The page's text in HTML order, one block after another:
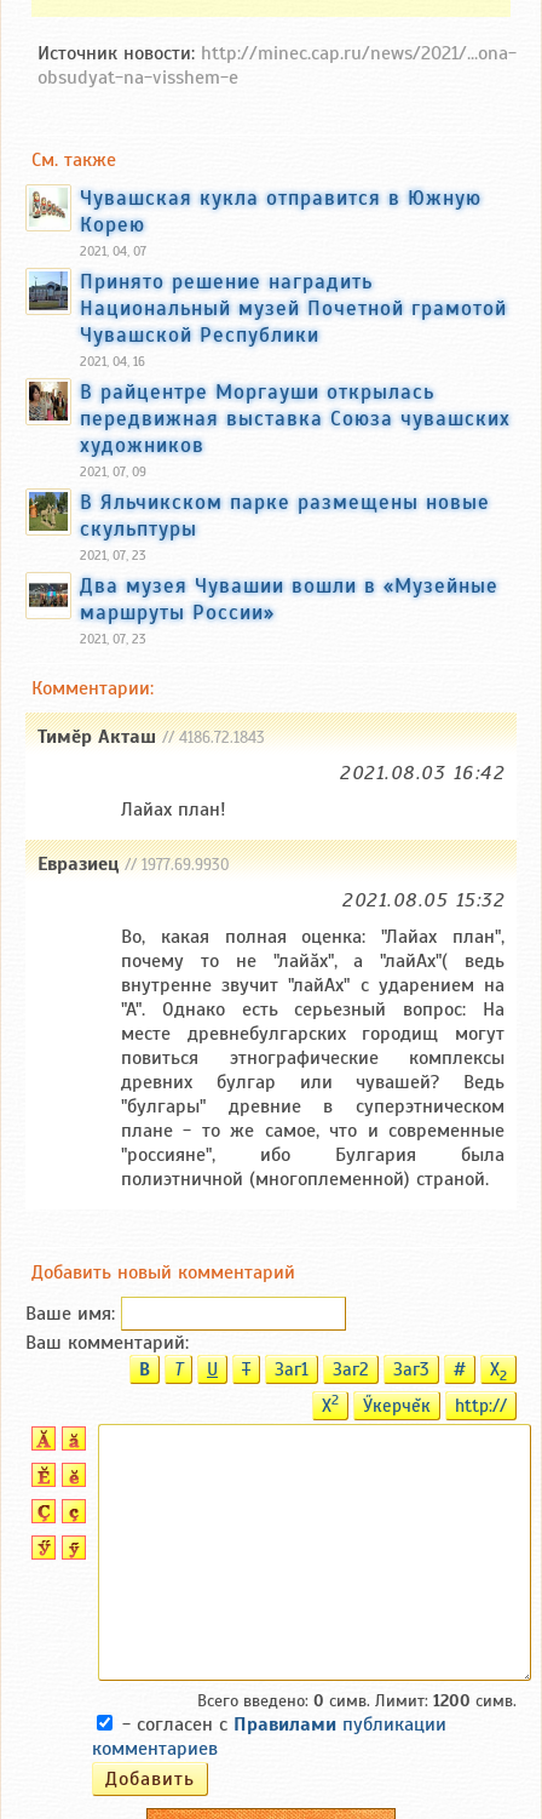
Источник новости: http://minec.cap.ru/news/2021/...ona-
obsudyat-na-visshem-e
См. также
Чувашская кукла отправится в Южную
Корею
2021, 04, 07
Принято решение наградить
Национальный музей Почетной грамотой
Чувашской Республики
2021, 04, 16
В райцентре Моргауши открылась
передвижная выставка Союза чувашских
художников
2021, 07, 09
В Яльчикском парке размещены новые
скульптуры
2021, 07, 23
Два музея Чувашии вошли в «Музейные
маршруты России»
2021, 07, 23
Комментарии:
Тимӗр Акташ// 4186.72.1843
2021.08.03 16:42
Лайах план!
Евразиец// 1977.69.9930
2021.08.05 15:32
Во, какая полная оценка: "Лайах план",
почему то не "лайăх", а "лайАх"( ведь
внутренне звучит "лайАх" с ударением на
"А". Однако есть серьезный вопрос: На
месте древнебулгарских городищ могут
повиться этнографические комплексы
древних булгар или чувашей? Ведь
"булгары" древние в суперэтническом
плане - то же самое, что и современные
"россияне", ибо Булгария была
полиэтничной (многоплеменной) страной.
Добавить новый комментарий
Ваше имя:
Ваш комментарий:
B T U T Заг1 Заг2 Заг3 # X2
X2 Ӳкерчĕк http://
Всего введено: 0 симв. Лимит: 1200 симв.
- согласен с Правилами публикации
комментариев